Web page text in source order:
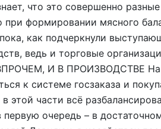
что это совершенно
при формировании мясного
как подчеркнули
ведь и торговые
И В ПРОИЗВОДСТВЕ На
к системе госзаказа и
этой части всё
первую очередь – в